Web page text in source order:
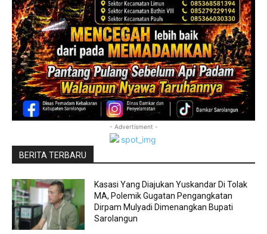
- Advertisment -
BERITA TERBARU
Kasasi Yang Diajukan Yuskandar Di Tolak
MA, Polemik Gugatan Pengangkatan
Dirpam Mulyadi Dimenangkan Bupati
Sarolangun